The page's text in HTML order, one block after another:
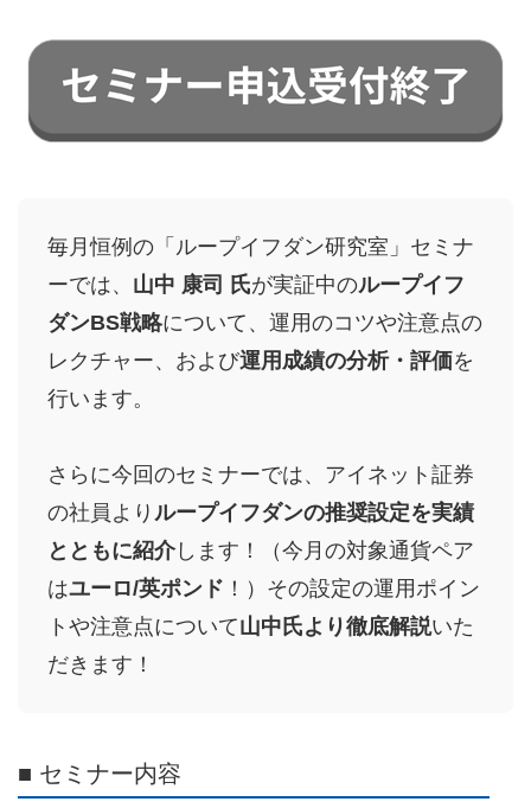
毎月恒例の「ループイフダン研究室」セミナ
ーでは、 山中 康司 氏が実証中のループイフ
ダンBS戦略について、運用のコツや注意点の
レクチャー、および運用成績の分析・評価を
行います。
さらに今回のセミナーでは、アイネット証券
の社員より ループイフダンの推奨設定を実績
とともに紹介します！（今月の対象通貨ペア
はユーロ/英ポンド ！）その設定の運用ポイン
トや注意点について山中氏より徹底解説いた
だきます！
■ セミナー内容